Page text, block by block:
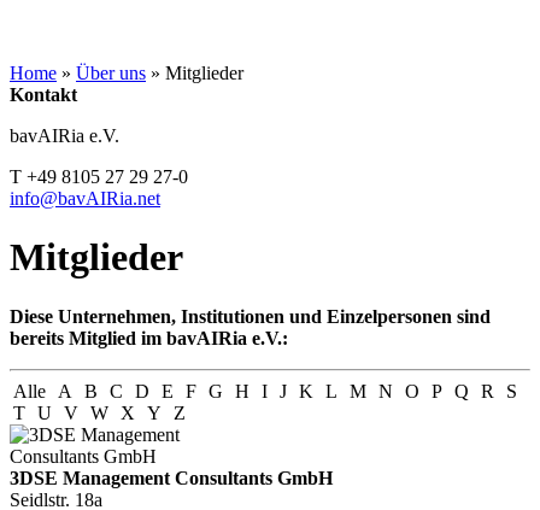
Home » Über uns » Mitglieder
Kontakt
bavAIRia e.V.
T +49 8105 27 29 27-0
info@bavAIRia.net
Mitglieder
Diese Unternehmen, Institutionen und Einzelpersonen sind
bereits Mitglied im bavAIRia e.V.:
Alle A B C D E F G H I J K L M N O P Q R
S
T U V W X Y Z
3DSE Management Consultants GmbH
Seidlstr. 18a